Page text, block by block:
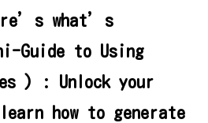
what’s
Guide to Using
) : Unlock your
how to generate